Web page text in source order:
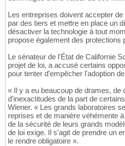
Les entreprises doivent accepter
par des tiers et mettre en place un
désactiver la technologie à tout
propose également des protections
Le sénateur de l'État de Californie
projet de loi, a accusé certains
pour tenter d'empêcher l'adoption
« Il y a eu beaucoup de drames, de
d'inexactitudes de la part de
Wiener. « Les grands laboratoires
reprises et de manière véhémente
de la sécurité de leurs grands
de loi exige. Il s'agit de prendre un
le rendre obligatoire ».